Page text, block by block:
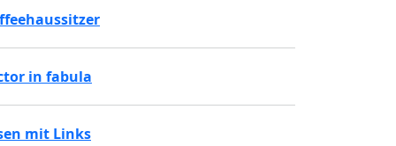
in fabula
mit Links